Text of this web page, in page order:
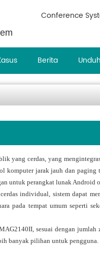
Conference
Berita Unduh
yang cerdas, yang
komputer jarak jauh dan
untuk perangkat lunak Android
individual, sistem dapat
pada tempat umum seperti
sesuai dengan
banyak pilihan untuk pengguna.